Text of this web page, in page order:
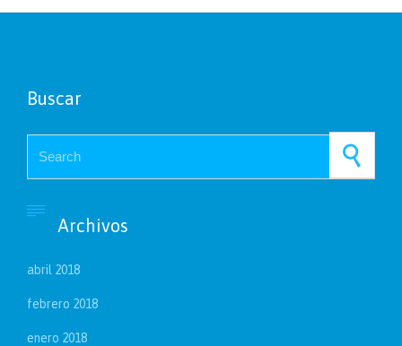
Buscar

Archivos
abril 2018
febrero 2018
enero 2018